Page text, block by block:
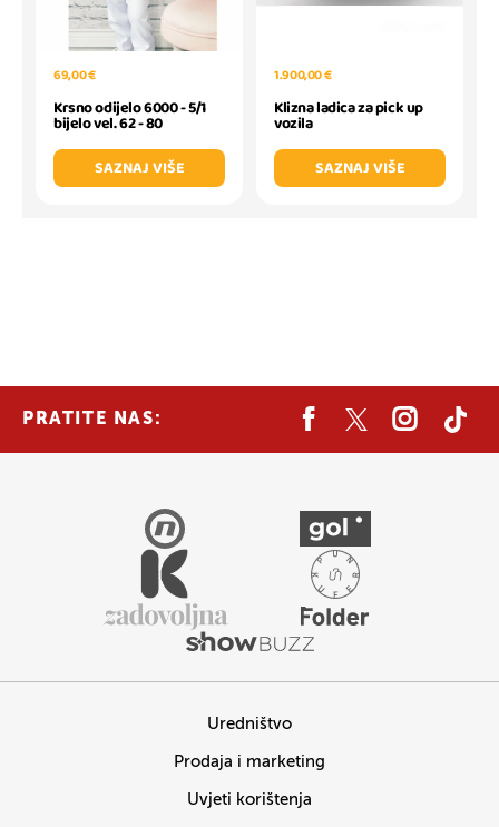
69,00 €
Krsno odijelo 6000 - 5/1
bijelo vel. 62 - 80
SAZNAJ VIŠE
1.900,00 €
Klizna ladica za pick up
vozila
SAZNAJ VIŠE
PRATITE NAS:
Uredništvo
Prodaja i marketing
Uvjeti korištenja